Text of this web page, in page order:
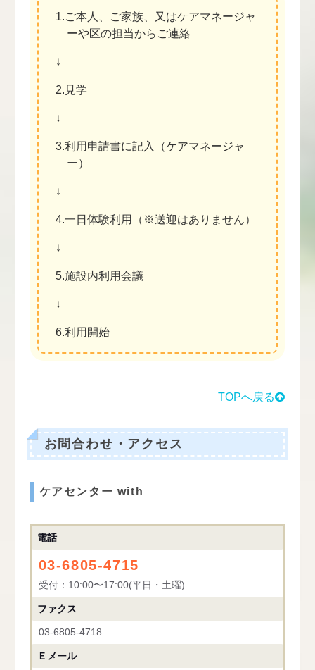
1.ご本人、ご家族、又はケアマネージャ
ーや区の担当からご連絡
↓
2.見学
↓
3.利用申請書に記入（ケアマネージャ
ー）
↓
4.一日体験利用（※送迎はありません）
↓
5.施設内利用会議
↓
6.利用開始
TOPへ戻る
お問合わせ・アクセス
ケアセンター with
電話
03-6805-4715
受付：10:00〜17:00(平日・土曜)
ファクス
03-6805-4718
Ｅメール